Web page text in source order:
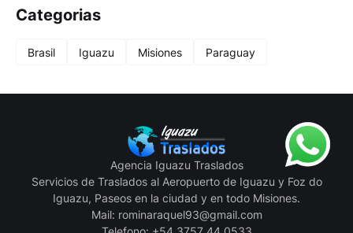
Categorias
Brasil Iguazu Misiones Paraguay
Agencia Iguazu Traslados
Servicios de Traslados al Aeropuerto de Iguazu y Foz do
Iguazu, Paseos en la ciudad y en todo Misiones.
Mail: rominaraquel93@gmail.com